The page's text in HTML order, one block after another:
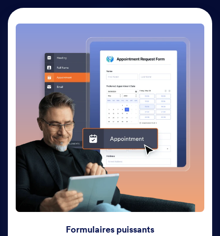
Formulaires puissants